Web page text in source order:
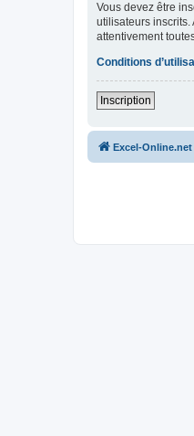
Vous devez être
utilisateurs inscrits.
attentivement
Conditions
Inscription
Excel-Online.net